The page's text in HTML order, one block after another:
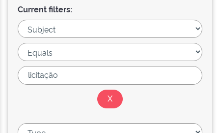
Current filters: